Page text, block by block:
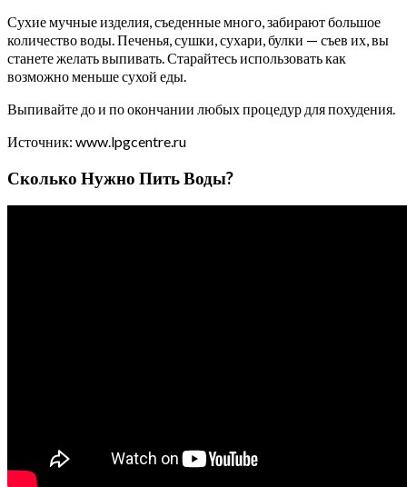
Сухие мучные изделия, съеденные много, забирают большое
количество воды. Печенья, сушки, сухари, булки — съев их, вы
станете желать выпивать. Старайтесь использовать как
возможно меньше сухой еды.
Выпивайте до и по окончании любых процедур для похудения.
Источник: www.lpgcentre.ru
Сколько Нужно Пить Воды?